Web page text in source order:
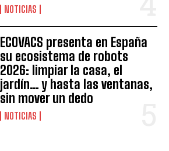
NOTICIAS
ECOVACS presenta en España
su ecosistema de robots
2026: limpiar la casa, el
jardín… y hasta las ventanas,
sin mover un dedo
NOTICIAS